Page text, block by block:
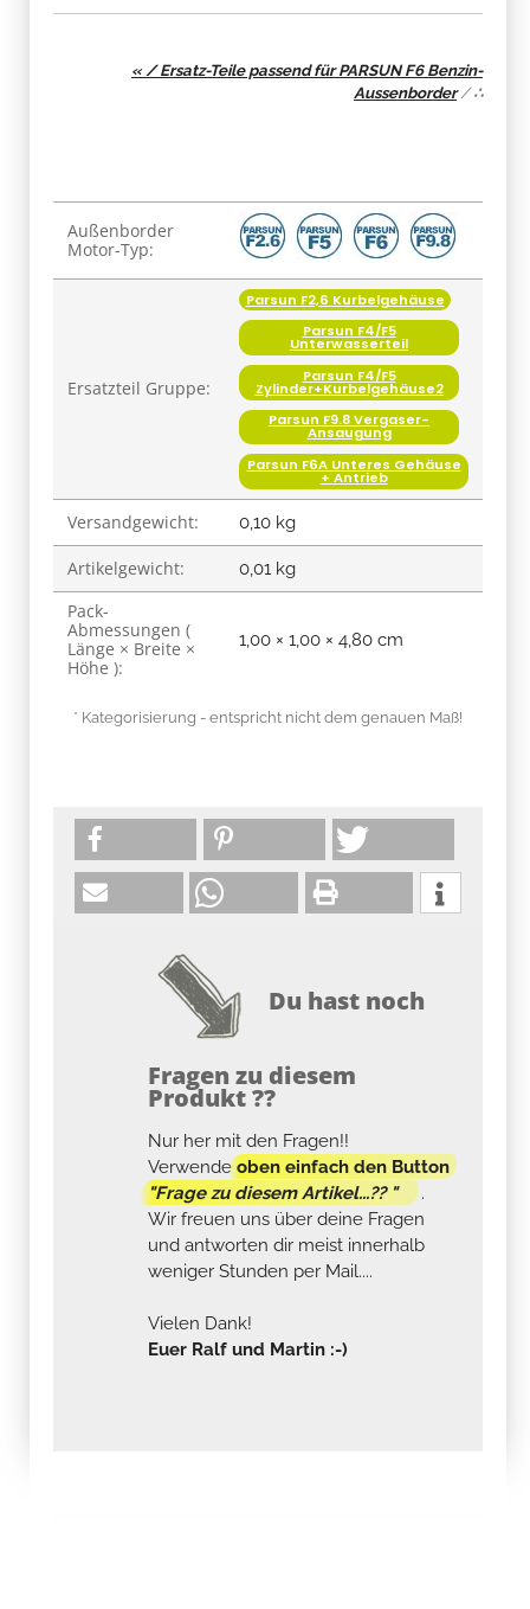
« / Ersatz-Teile passend für PARSUN F6 Benzin-
Aussenborder/∴
Produkteigenschaft
Wert
Außenborder
Motor-Typ:
Ersatzteil Gruppe:
Parsun F2,6 Kurbelgehäuse
Parsun F4/F5
Unterwasserteil
Parsun F4/F5
Zylinder+Kurbelgehäuse2
Parsun F9.8 Vergaser-
Ansaugung
Parsun F6A Unteres Gehäuse
+ Antrieb
Versandgewicht: 0,10 kg
Artikelgewicht: 0,01 kg
Pack-
Abmessungen (
Länge × Breite ×
Höhe ):
1,00 × 1,00 × 4,80 cm
* Kategorisierung - entspricht nicht dem genauen Maß!
Du hast noch
Fragen zu diesem
Produkt ??
Nur her mit den Fragen!!
Verwendeoben einfach den Button
"Frage zu diesem Artikel...?? "
.
Wir freuen uns über deine Fragen
und antworten dir meist innerhalb
weniger Stunden per Mail....
Vielen Dank!
Euer Ralf und Martin :-)